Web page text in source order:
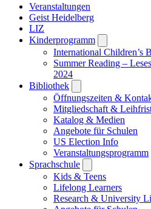
Veranstaltungen
Geist Heidelberg
LIZ
Kinderprogramm
submenu
International Children’s
Summer Reading –
2024
Bibliothek
submenu
Öffnungszeiten &
Mitgliedschaft &
Katalog & Medien
Angebote für Schulen
US Election Info
Veranstaltungsprogramm
Sprachschule
submenu
Kids & Teens
Lifelong Learners
Research & University